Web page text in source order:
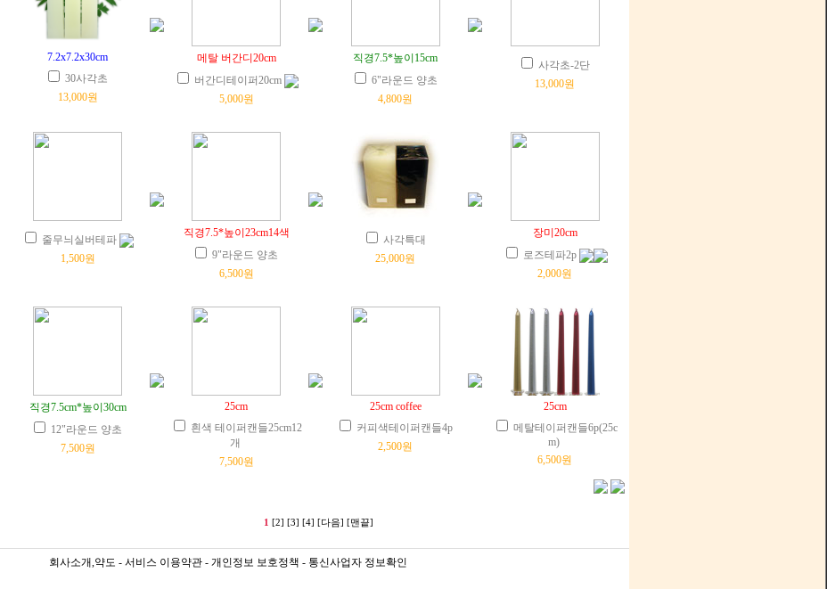
7.2x7.2x30cm
30사각초
13,000원
메탈 버간디20cm
버간디테이퍼20cm
5,000원
직경7.5*높이15cm
6"라운드 양초
4,800원
사각초-2단
13,000원
줄무늬실버테파
1,500원
직경7.5*높이23cm14색
9"라운드 양초
6,500원
사각특대
25,000원
장미20cm
로즈테파2p
2,000원
직경7.5cm*높이30cm
12"라운드 양초
7,500원
25cm
흰색 테이퍼캔들25cm12
개
7,500원
25cm coffee
커피색테이퍼캔들4p
2,500원
25cm
메탈테이퍼캔들6p(25c
m)
6,500원
1 [2] [3] [4] [다음] [맨끝]
회사소개,약도 - 서비스 이용약관 - 개인정보 보호정책 - 통신사업자 정보확인